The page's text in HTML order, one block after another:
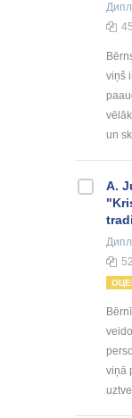
45
viņš
un
A.
52
viņā